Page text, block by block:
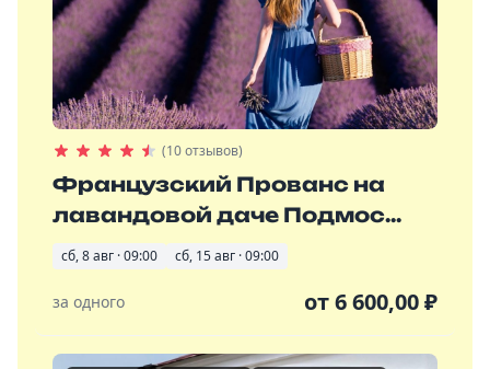
(10 отзывов)
Французский Прованс на
лавандовой даче Подмос...
сб, 8 авг · 09:00 сб, 15 авг · 09:00
за одного от6 600,00₽